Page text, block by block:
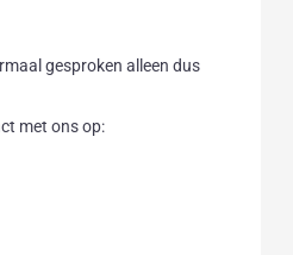
gesproken alleen dus
met ons op: